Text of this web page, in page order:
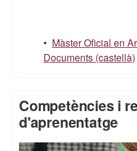
• Màster Oficial en
Documents (castellà)
Competències i
d'aprenentatge